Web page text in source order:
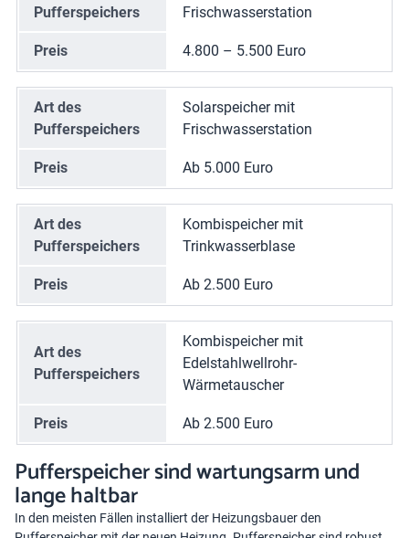
Pufferspeichers
Frischwasserstation
Preis 4.800 – 5.500 Euro
Art des
Pufferspeichers
Solarspeicher mit
Frischwasserstation
Preis Ab 5.000 Euro
Art des
Pufferspeichers
Kombispeicher mit
Trinkwasserblase
Preis Ab 2.500 Euro
Art des
Pufferspeichers
Kombispeicher mit
Edelstahlwellrohr-
Wärmetauscher
Preis Ab 2.500 Euro
Pufferspeicher sind wartungsarm und
lange haltbar
In den meisten Fällen installiert der Heizungsbauer den